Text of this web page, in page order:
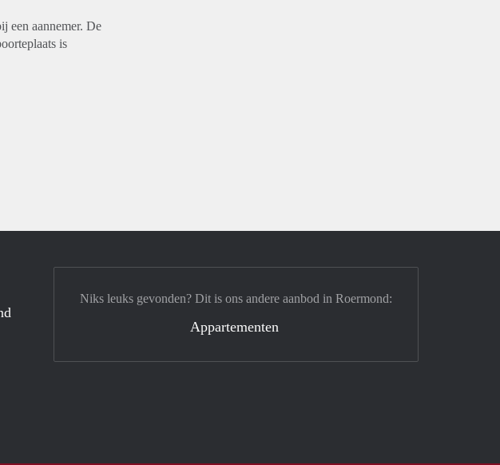
een aannemer. De
is
Niks leuks gevonden? Dit is ons andere aanbod in Roermond:
Appartementen